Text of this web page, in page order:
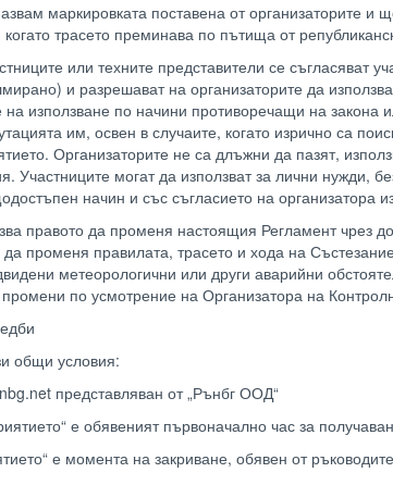
маркировката поставена от организаторите и
трасето преминава по пътища от
или техните представители се съгласяват
и разрешават на организаторите да
използване по начини противоречащи на закона
им, освен в случаите, когато изрично са
Организаторите не са длъжни да пазят,
Участниците могат да използват за лични нужди,
начин и със съгласието на организатора
правото да променя настоящия Регламент чрез
да променя правилата, трасето и хода на
метеорологични или други аварийни
по усмотрение на Организатора на
общи условия:
представляван от „Рънбг ООД“
е обявеният първоначално час за
е момента на закриване, обявен от